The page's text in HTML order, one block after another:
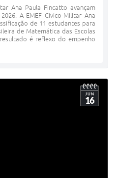
Ana Paula Fincatto avançam
A EMEF Cívico-Militar Ana
de 11 estudantes para
de Matemática das Escolas
é reflexo do empenho
JUN
16